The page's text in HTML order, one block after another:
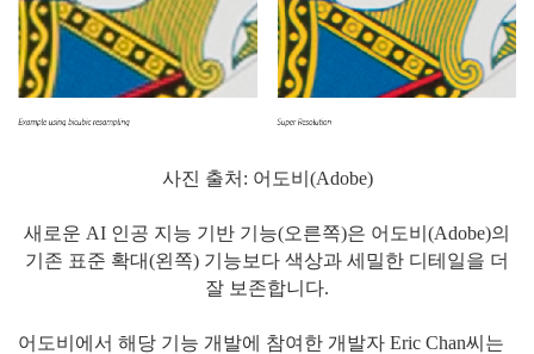
사진 출처: 어도비(Adobe)
새로운 AI 인공 지능 기반 기능(오른쪽)은 어도비(Adobe)의
기존 표준 확대(왼쪽) 기능보다 색상과 세밀한 디테일을 더
잘 보존합니다.
어도비에서 해당 기능 개발에 참여한 개발자 Eric Chan씨는